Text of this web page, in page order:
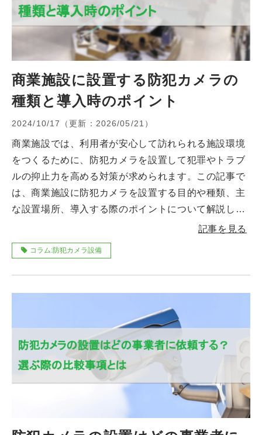
商業施設に設置する防犯カメラの
種類と導入時のポイント
2024/10/17 （更新： 2026/05/21 ）
商業施設では、利用者が安心して訪れられる施設環境
をつくるために、防犯カメラを設置して犯罪やトラブ
ルの抑止力を高める対策が求められます。この記事で
は、商業施設に防犯カメラを設置する目的や種類、主
な設置場所、導入する際のポイントについて解説しま
記事を見る
コラム:防犯カメラ設備